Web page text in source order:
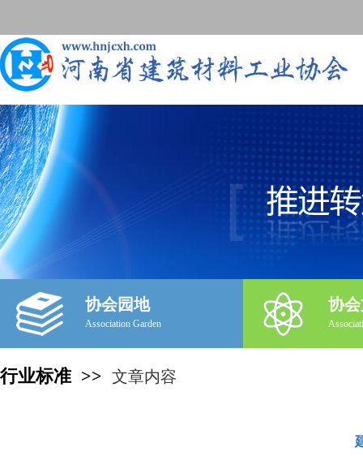
协会园地
Association Garden
协
行业标准 >> 文章内容